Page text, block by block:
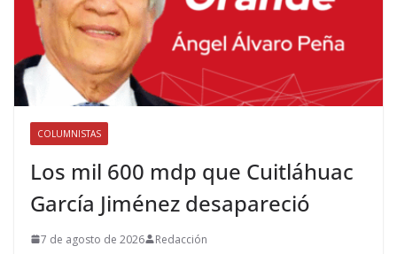
COLUMNISTAS
Los mil 600 mdp que Cuitláhuac
García Jiménez desapareció
7 de agosto de 2026 Redacción